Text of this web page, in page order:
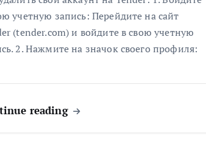
учетную запись: Перейдите на сайт
(tender.com) и войдите в свою учетную
2. Нажмите на значок своего профиля:
reading